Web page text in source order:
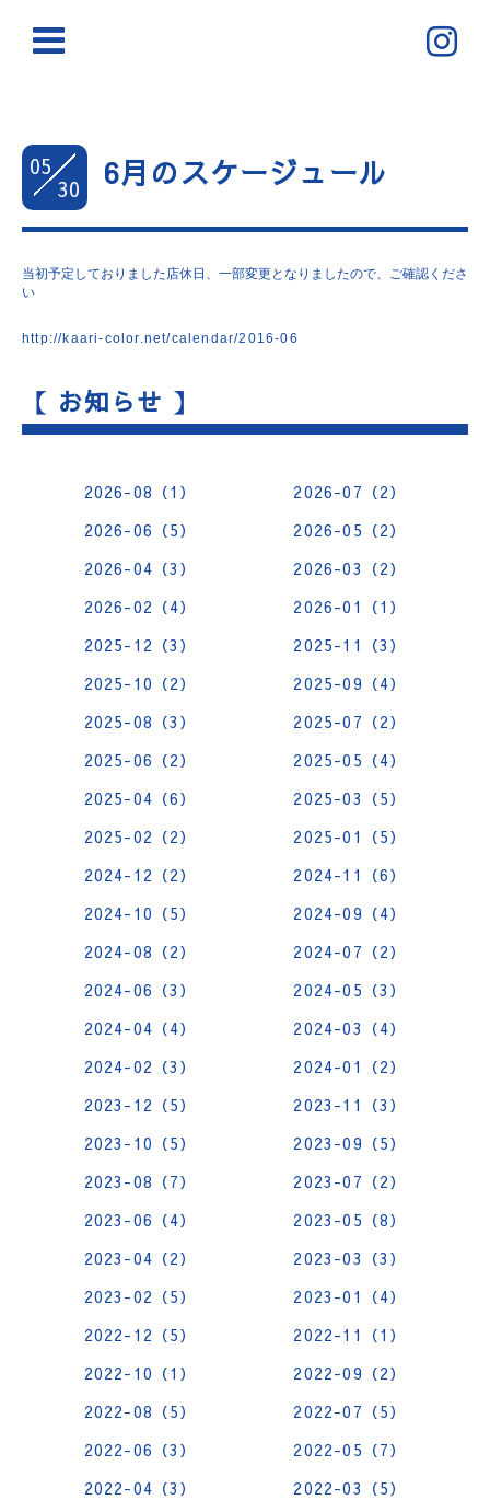
05
30
6月のスケージュール
当初予定しておりました店休日、一部変更となりましたので、ご確認くださ
い
http://kaari-color.net/calendar/2016-06
【 お知らせ 】
2026-08（1）
2026-07（2）
2026-06（5）
2026-05（2）
2026-04（3）
2026-03（2）
2026-02（4）
2026-01（1）
2025-12（3）
2025-11（3）
2025-10（2）
2025-09（4）
2025-08（3）
2025-07（2）
2025-06（2）
2025-05（4）
2025-04（6）
2025-03（5）
2025-02（2）
2025-01（5）
2024-12（2）
2024-11（6）
2024-10（5）
2024-09（4）
2024-08（2）
2024-07（2）
2024-06（3）
2024-05（3）
2024-04（4）
2024-03（4）
2024-02（3）
2024-01（2）
2023-12（5）
2023-11（3）
2023-10（5）
2023-09（5）
2023-08（7）
2023-07（2）
2023-06（4）
2023-05（8）
2023-04（2）
2023-03（3）
2023-02（5）
2023-01（4）
2022-12（5）
2022-11（1）
2022-10（1）
2022-09（2）
2022-08（5）
2022-07（5）
2022-06（3）
2022-05（7）
2022-04（3）
2022-03（5）